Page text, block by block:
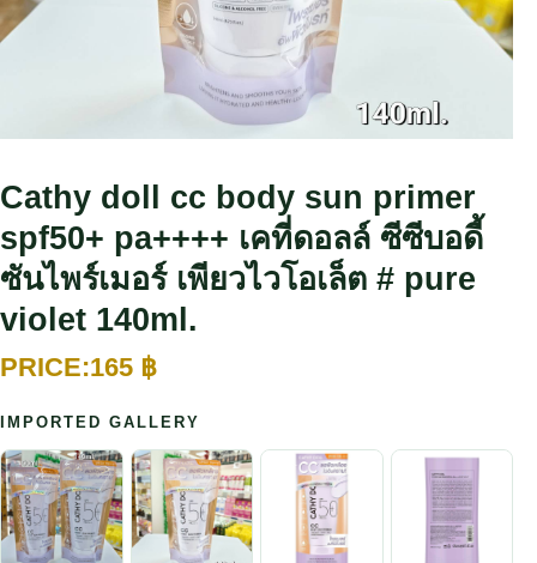
Cathy doll cc body sun primer
spf50+ pa++++ เคที่ดอลล์ ซีซีบอดี้
ซันไพร์เมอร์ เพียวไวโอเล็ต # pure
violet 140ml.
165 ฿
IMPORTED GALLERY